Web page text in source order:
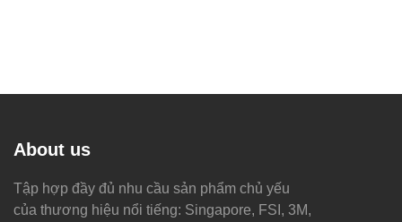
About us
Tập hợp đầy đủ nhu cầu sản phẩm chủ yếu
của thương hiệu nổi tiếng: Singapore, FSI, 3M,